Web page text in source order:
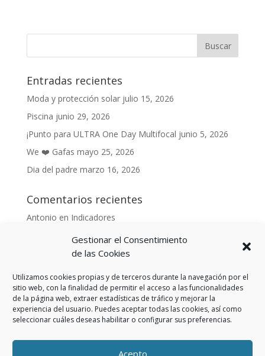
Gestionar el Consentimiento
de las Cookies
Utilizamos cookies propias y de terceros durante la navegación por el
sitio web, con la finalidad de permitir el acceso a las funcionalidades
de la página web, extraer estadísticas de tráfico y mejorar la
experiencia del usuario. Puedes aceptar todas las cookies, así como
seleccionar cuáles deseas habilitar o configurar sus preferencias.
Acepto
Entradas recientes
Moda y protección solar julio 15, 2026
Piscina junio 29, 2026
¡Punto para ULTRA One Day Multifocal junio 5, 2026
We ❤️ Gafas mayo 25, 2026
Dia del padre marzo 16, 2026
Comentarios recientes
Antonio en Indicadores
enIndicadores
enDe cara al buen tiempo
Política de privacidad
Política de cookies (UE)